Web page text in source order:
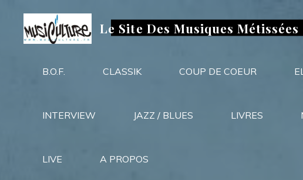
contenu
Le Site Des Musiques
B.O.F. CLASSIK COUP DE COEUR
INTERVIEW JAZZ / BLUES LIVRES
LIVE A PROPOS